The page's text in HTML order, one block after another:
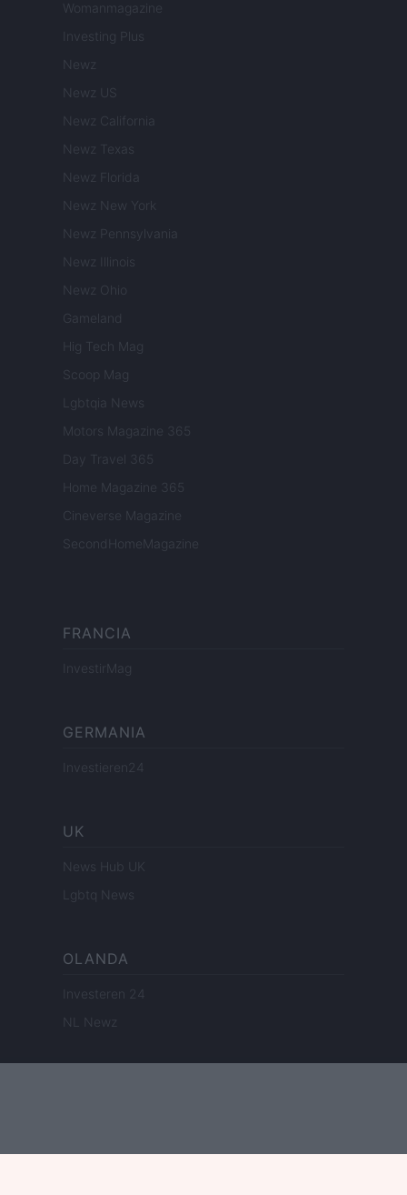
Womanmagazine
Investing Plus
Newz
Newz US
Newz California
Newz Texas
Newz Florida
Newz New York
Newz Pennsylvania
Newz Illinois
Newz Ohio
Gameland
Hig Tech Mag
Scoop Mag
Lgbtqia News
Motors Magazine 365
Day Travel 365
Home Magazine 365
Cineverse Magazine
SecondHomeMagazine
FRANCIA
InvestirMag
GERMANIA
Investieren24
UK
News Hub UK
Lgbtq News
OLANDA
Investeren 24
NL Newz